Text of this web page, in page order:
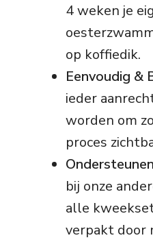
4 weken je
op koffiedik.
Eenvoudig &
ieder
worden om
proces
bij onze
alle
verpakt door